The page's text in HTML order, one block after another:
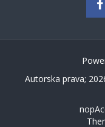
Autorska prava;